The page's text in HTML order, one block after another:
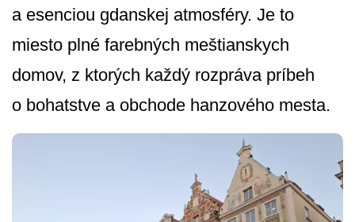
a esenciou gdanskej atmosféry. Je to
miesto plné farebných meštianskych
domov, z ktorých každý rozpráva príbeh
o bohatstve a obchode hanzového mesta.